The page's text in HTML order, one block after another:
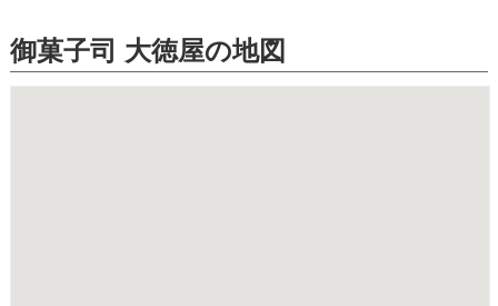
御菓子司 大徳屋の地図